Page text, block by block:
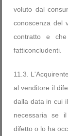
voluto dal
conoscenza del
contratto e
fatticoncludenti.
11.3.
al venditore il
dalla data in cui
necessaria se
difetto o lo ha